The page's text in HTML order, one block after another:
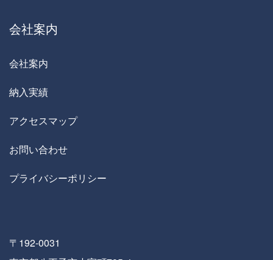
会社案内
会社案内
納入実績
アクセスマップ
お問い合わせ
プライバシーポリシー
〒192-0031